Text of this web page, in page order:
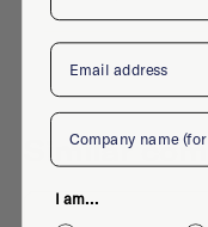
Similar
Email
Company
I am...